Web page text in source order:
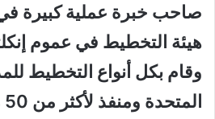
صاحب خبرة عملية كبيرة في
وقام بكل أنواع التخطيط